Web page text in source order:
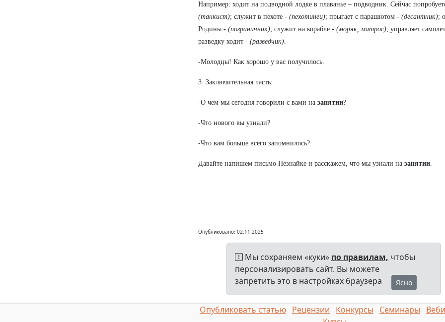
Например: ходит на подводной лодке в плаванье – подводник. Сейчас
(танкист); служит в пехоте - (пехотинец); прыгает с парашютом - (десантник);
Родины - (пограничник); служит на корабле - (моряк, матрос); управляет
разведку ходит - (разведчик).
-Молодцы! Как хорошо у вас получилось.
3. Заключительная часть:
-О чем мы сегодня говорили с вами на занятии?
-Что нового вы узнали?
-Что вам больше всего запомнилось?
Давайте напишем письмо Незнайке и расскажем, что мы узнали на занятии.
Опубликовано: 02.11.2025
Мы сохраняем «куки» по правилам, чтобы
персонализировать сайт. Вы можете
запретить это в настройках браузера
Ясно
Опубликовать статью Рецензии Конкурсы Семинары